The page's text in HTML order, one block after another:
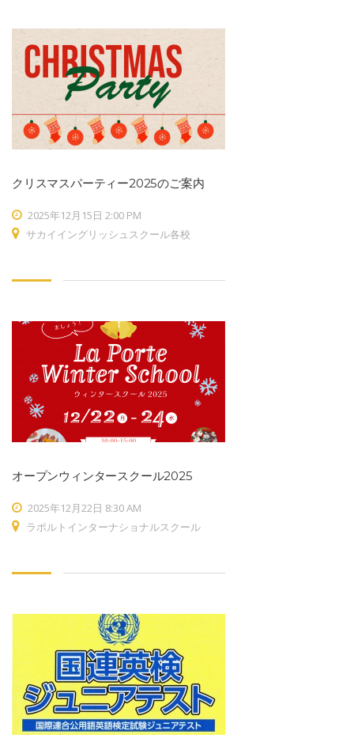
クリスマスパーティー2025のご案内
2025年12月15日 2:00 PM
サカイイングリッシュスクール各校
オープンウィンタースクール2025
2025年12月22日 8:30 AM
ラポルトインターナショナルスクール